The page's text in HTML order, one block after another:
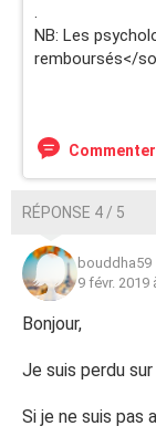
.
NB: Les
remboursés</
Commenter
RÉPONSE 4 / 5
bouddha59
9 févr. 2019
Bonjour,
Je suis perdu
Si je ne suis pas